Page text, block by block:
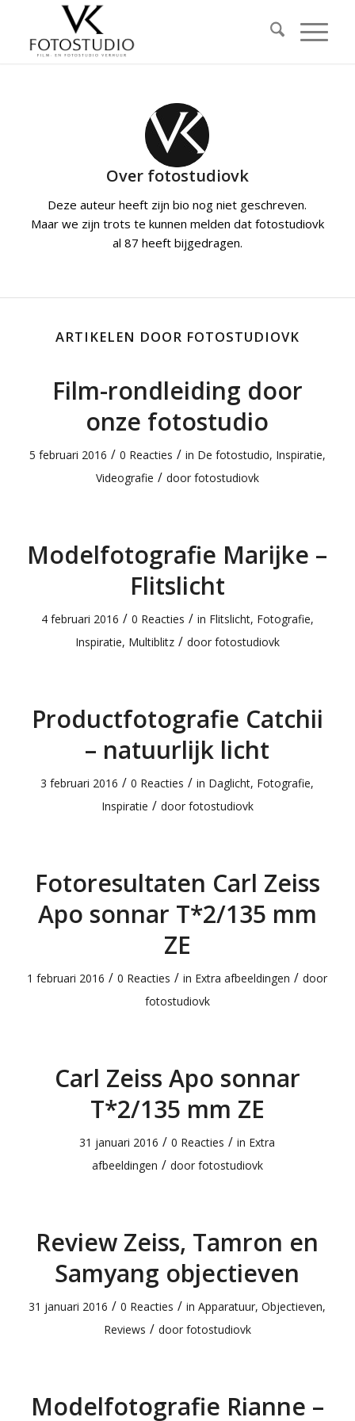
Over fotostudiovk
Deze auteur heeft zijn bio nog niet geschreven.
Maar we zijn trots te kunnen melden dat fotostudiovk
al 87 heeft bijgedragen.
ARTIKELEN DOOR FOTOSTUDIOVK
Film-rondleiding door
onze fotostudio
5 februari 2016 / 0 Reacties / in De fotostudio, Inspiratie,
Videografie / door fotostudiovk
Modelfotografie Marijke –
Flitslicht
4 februari 2016 / 0 Reacties / in Flitslicht, Fotografie,
Inspiratie, Multiblitz / door fotostudiovk
Productfotografie Catchii
– natuurlijk licht
3 februari 2016 / 0 Reacties / in Daglicht, Fotografie,
Inspiratie / door fotostudiovk
Fotoresultaten Carl Zeiss
Apo sonnar T*2/135 mm
ZE
1 februari 2016 / 0 Reacties / in Extra afbeeldingen / door
fotostudiovk
Carl Zeiss Apo sonnar
T*2/135 mm ZE
31 januari 2016 / 0 Reacties / in Extra
afbeeldingen / door fotostudiovk
Review Zeiss, Tamron en
Samyang objectieven
31 januari 2016 / 0 Reacties / inApparatuur,Objectieven,
Reviews / door fotostudiovk
Modelfotografie Rianne –